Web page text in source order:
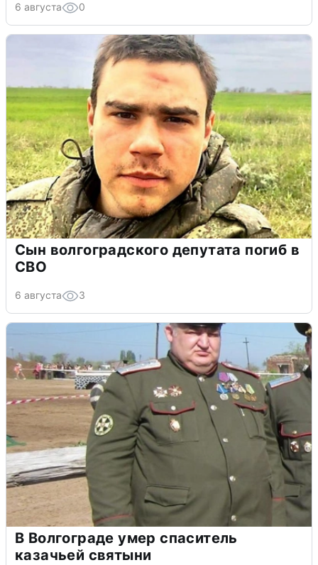
6 августа 0
Сын волгоградского депутата погиб в
СВО
6 августа 3
В Волгограде умер спаситель
казачьей святыни